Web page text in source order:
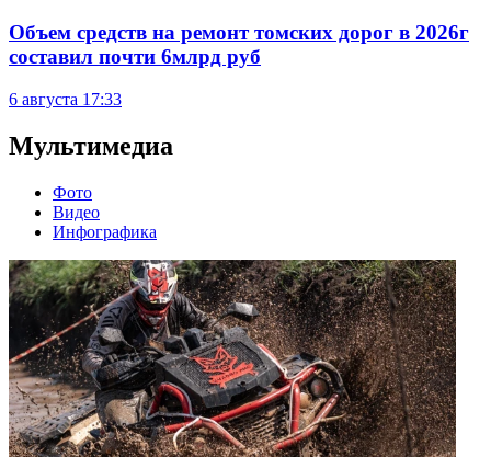
Объем средств на ремонт томских дорог в 2026г
составил почти 6млрд руб
6 августа 17:33
Мультимедиа
Фото
Видео
Инфографика